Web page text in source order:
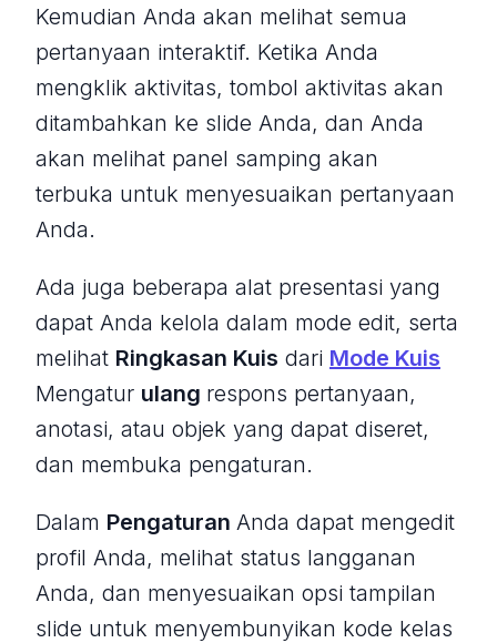
Kemudian Anda akan melihat semua
pertanyaan interaktif. Ketika Anda
mengklik aktivitas, tombol aktivitas akan
ditambahkan ke slide Anda, dan Anda
akan melihat panel samping akan
terbuka untuk menyesuaikan pertanyaan
Anda.
Ada juga beberapa alat presentasi yang
dapat Anda kelola dalam mode edit, serta
melihat Ringkasan Kuis dari Mode Kuis
Mengatur ulang respons pertanyaan,
anotasi, atau objek yang dapat diseret,
dan membuka pengaturan.
Dalam Pengaturan Anda dapat mengedit
profil Anda, melihat status langganan
Anda, dan menyesuaikan opsi tampilan
slide untuk menyembunyikan kode kelas